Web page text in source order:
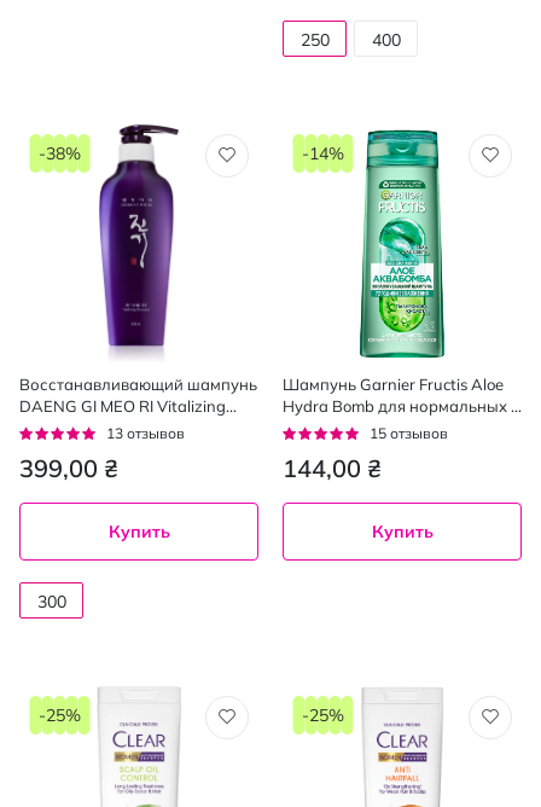
250
400
Восстанавливающий шампунь
DAENG GI MEO RI Vitalizing
Shampoo 300 мл
Рейтинг:
13 отзывов
399,00 ₴
-38%
Купить
300
Шампунь Garnier Fructis Aloe
Hydra Bomb для нормальных и
склонных к сухости волос 400
Рейтинг:
15 отзывов
144,00 ₴
-14%
Купить
-25% -25%